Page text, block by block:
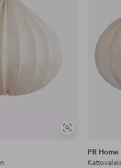
Näytä
PR Home